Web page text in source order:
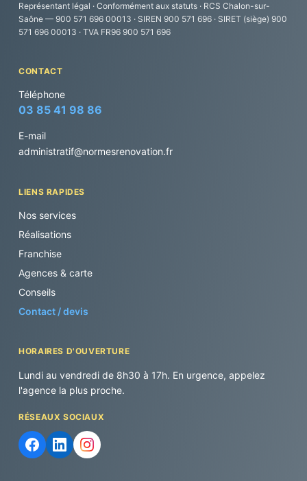
Représentant légal · Conformément aux statuts · RCS Chalon-sur-
Saône — 900 571 696 00013 · SIREN 900 571 696 · SIRET (siège) 900
571 696 00013 · TVA FR96 900 571 696
CONTACT
Téléphone
03 85 41 98 86
E-mail
administratif@normesrenovation.fr
LIENS RAPIDES
Nos services
Réalisations
Franchise
Agences & carte
Conseils
Contact / devis
HORAIRES D'OUVERTURE
Lundi au vendredi de 8h30 à 17h. En urgence, appelez
l'agence la plus proche.
RÉSEAUX SOCIAUX